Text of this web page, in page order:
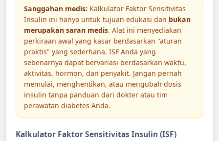
Sanggahan medis: Kalkulator Faktor Sensitivitas
Insulin ini hanya untuk tujuan edukasi dan bukan
merupakan saran medis. Alat ini menyediakan
perkiraan awal yang kasar berdasarkan "aturan
praktis" yang sederhana. ISF Anda yang
sebenarnya dapat bervariasi berdasarkan waktu,
aktivitas, hormon, dan penyakit. Jangan pernah
memulai, menghentikan, atau mengubah dosis
insulin tanpa panduan dari dokter atau tim
perawatan diabetes Anda.
Kalkulator Faktor Sensitivitas Insulin (ISF)